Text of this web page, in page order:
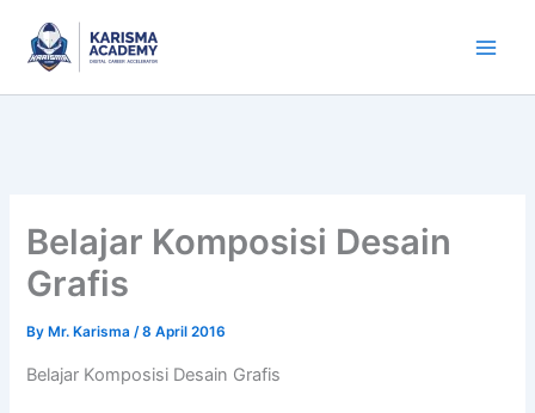
content
Belajar Komposisi Desain
Grafis
By Mr. Karisma/8 April 2016
Belajar Komposisi Desain Grafis